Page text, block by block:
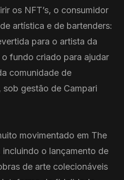
os NFT’s, o consumidor
artística e de bartenders:
para o artista da
fundo criado para ajudar
comunidade de
sob gestão de Campari
movimentado em The
o lançamento de
de arte colecionáveis